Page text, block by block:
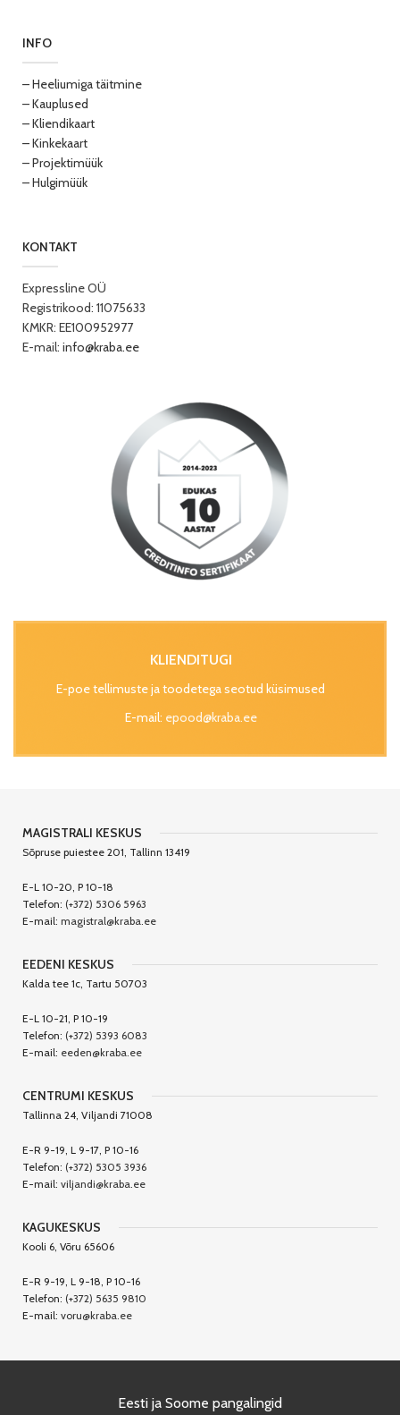
INFO
– Heeliumiga täitmine
– Kauplused
– Kliendikaart
– Kinkekaart
– Projektimüük
– Hulgimüük
KONTAKT
Expressline OÜ
Registrikood: 11075633
KMKR: EE100952977
E-mail: info@kraba.ee
KLIENDITUGI
E-poe tellimuste ja toodetega seotud küsimused
E-mail: epood@kraba.ee
MAGISTRALI KESKUS
Sõpruse puiestee 201, Tallinn 13419
E-L 10-20, P 10-18
Telefon: (+372) 5306 5963
E-mail: magistral@kraba.ee
EEDENI KESKUS
Kalda tee 1c, Tartu 50703
E-L 10-21, P 10-19
Telefon: (+372) 5393 6083
E-mail: eeden@kraba.ee
CENTRUMI KESKUS
Tallinna 24, Viljandi 71008
E-R 9-19, L 9-17, P 10-16
Telefon: (+372) 5305 3936
E-mail: viljandi@kraba.ee
KAGUKESKUS
Kooli 6, Võru 65606
E-R 9-19, L 9-18, P 10-16
Telefon: (+372) 5635 9810
E-mail: voru@kraba.ee
Eesti ja Soome pangalingid